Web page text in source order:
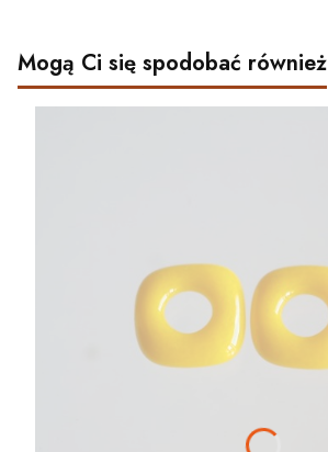
Mogą Ci się spodobać również